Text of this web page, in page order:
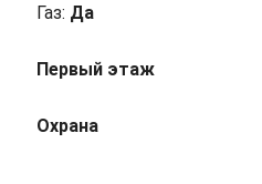
Газ: Да
Первый этаж
Охрана